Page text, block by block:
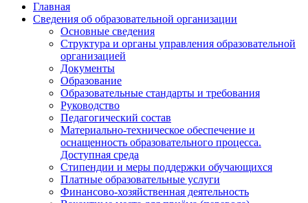
Главная
Сведения об образовательной организации
Основные сведения
Структура и органы управления образовательной
организацией
Документы
Образование
Образовательные стандарты и требования
Руководство
Педагогический состав
Материально-техническое обеспечение и
оснащенность образовательного процесса.
Доступная среда
Стипендии и меры поддержки обучающихся
Платные образовательные услуги
Финансово-хозяйственная деятельность